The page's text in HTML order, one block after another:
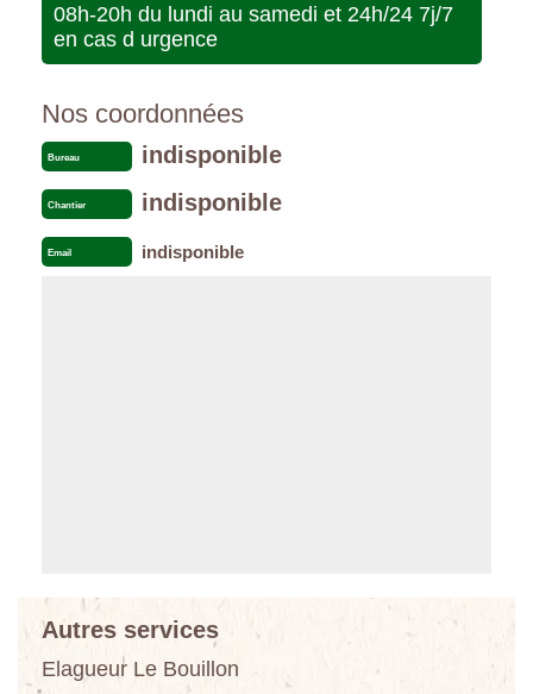
08h-20h du lundi au samedi et 24h/24 7j/7
en cas d urgence
Nos coordonnées
Bureau indisponible
Chantier indisponible
Email indisponible
Autres services
Elagueur Le Bouillon